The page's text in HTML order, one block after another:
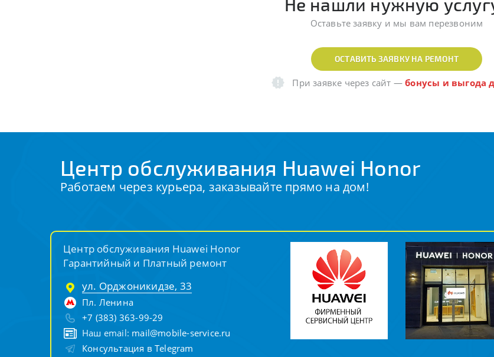
Оставьте заявку и мы вам перезвоним
ОСТАВИТЬ ЗАЯВКУ НА РЕМОНТ
При заявке через сайт —бонусы и выгода
Центр обслуживания Huawei Honor
Работаем через курьера, заказывайте прямо на дом!
Центр обслуживания Huawei Honor
Гарантийный и Платный ремонт
ул. Орджоникидзе, 33
Пл. Ленина
+7 (383) 363-99-29
Наш email: mail@mobile-service.ru
Консультация в Telegram